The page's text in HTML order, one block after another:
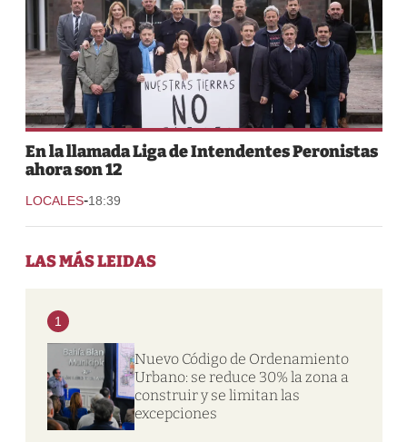
En la llamada Liga de Intendentes Peronistas
ahora son 12
LOCALES-18:39
LAS MÁS LEIDAS
1
Nuevo Código de Ordenamiento
Urbano: se reduce 30% la zona a
construir y se limitan las
excepciones